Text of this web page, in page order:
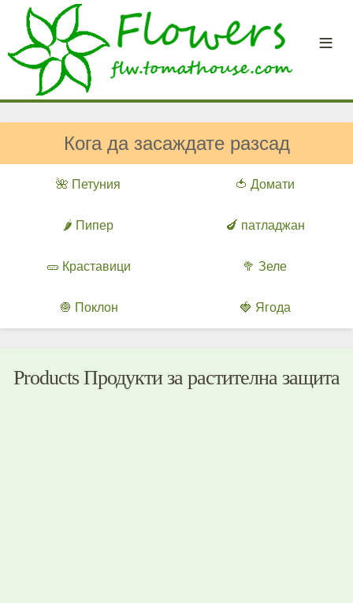
Кога да засаждате разсад
🌺 Петуния 🍅 Домати
🌶️ Пипер 🍆 патладжан
🥒 Краставици 🥦 Зеле
🧅 Поклон 🍓 Ягода
Products Продукти за растителна защита